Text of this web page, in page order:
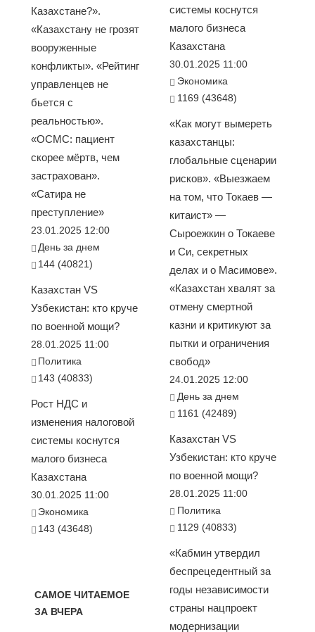
Казахстане?».
«Казахстану не грозят
вооруженные
конфликты». «Рейтинг
управленцев не
бьется с
реальностью».
«ОСМС: пациент
скорее мёртв, чем
застрахован».
«Сатира не
преступление»
23.01.2025 12:00
День за днем
144 (40821)
Казахстан VS
Узбекистан: кто круче
по военной мощи?
28.01.2025 11:00
Политика
143 (40833)
Рост НДС и
изменения налоговой
системы коснутся
малого бизнеса
Казахстана
30.01.2025 11:00
Экономика
143 (43648)
САМОЕ ЧИТАЕМОЕ
ЗА ВЧЕРА
системы коснутся
малого бизнеса
Казахстана
30.01.2025 11:00
Экономика
1169 (43648)
«Как могут вымереть
казахстанцы:
глобальные сценарии
рисков». «Выезжаем
на том, что Токаев —
китаист» —
Сыроежкин о Токаеве
и Си, секретных
делах и о Масимове».
«Казахстан хвалят за
отмену смертной
казни и критикуют за
пытки и ограничения
свобод»
24.01.2025 12:00
День за днем
1161 (42489)
Казахстан VS
Узбекистан: кто круче
по военной мощи?
28.01.2025 11:00
Политика
1129 (40833)
«Кабмин утвердил
беспрецедентный за
годы независимости
страны нацпроект
модернизации